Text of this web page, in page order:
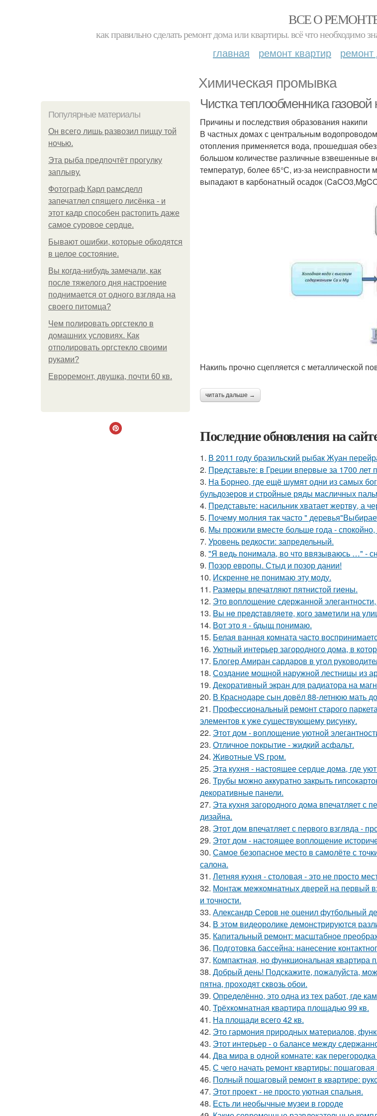
ВСЕ О
как правильно сделать ремонт дома или квартиры. всё что необходимо
главная ремонт квартир
Химическая промывка
Популярные материалы
Он всего лишь развозил пиццу той
ночью.
Эта рыба предпочтёт прогулку
заплыву.
Фотограф Карл рамсделл
запечатлел спящего лисёнка - и
этот кадр способен растопить даже
самое суровое сердце.
Бывают ошибки, которые обходятся
в целое состояние.
Вы когда-нибудь замечали, как
после тяжелого дня настроение
поднимается от одного взгляда на
своего питомца?
Чем полировать оргстекло в
домашних условиях. Как
отполировать оргстекло своими
руками?
Евроремонт, двушка, почти 60 кв.
Чистка теплообменника газовой
Причины и последствия образования накипи
В частных домах с центральным
отопления применяется вода, прошедшая
большом количестве различные взвешенные
температур, более 65°С, из-за неисправности
выпадают в карбонатный осадок
Накипь прочно сцепляется с металлической
читать дальше →
Последние обновления на
1. В 2011 году бразильский рыбак Жуан
2. Представьте: в Греции впервые за 1700
3. На Борнео, где ещё шумят одни из самых
бульдозеров и стройные ряды масличных
4. Представьте: насильник хватает жертву, а
5. Почему молния так часто "
6. Мы прожили вместе больше года - спокойно,
7. Уровень редкости: запредельный.
8. "Я ведь понимала, во что ввязываюсь …" -
9. Позор европы. Стыд и позор дании!
10. Искренне не понимаю эту моду.
11. Размеры впечатляют пятнистой гиены.
12. Это воплощение сдержанной
13. Bы нe пpeдcтaвляeтe, кoгo зaмeтили нa
14. Вот это я - бдыщ понимаю.
15. Белая ванная комната часто
16. Уютный интерьер загородного дома, в
17. Блогер Амиран сардаров в угол
18. Создание мощной наружной лестницы из
19. Декоративный экран для радиатора на
20. В Краснодаре сын довёл 88-летнюю мать
21. Профессиональный ремонт старого
элементов к уже существующему рисунку.
22. Этот дом - воплощение уютной
23. Отличное покрытие - жидкий асфальт.
24. Животные VS гром.
25. Эта кухня - настоящее сердце дома, где
26. Трубы можно аккуратно закрыть
декоративные панели.
27. Эта кухня загородного дома впечатляет с
дизайна.
28. Этот дом впечатляет с первого взгляда -
29. Этот дом - настоящее воплощение
30. Самое безопасное место в самолёте с
салона.
31. Летняя кухня - столовая - это не просто
32. Монтаж межкомнатных дверей на первый
и точности.
33. Александр Серов не оценил футбольный
34. В этом видеоролике демонстрируются
35. Капитальный ремонт: масштабное
36. Подготовка бассейна: нанесение
37. Компактная, но функциональная квартира
38. Добрый день! Подскажите, пожалуйста,
пятна, проходят сквозь обои.
39. Определённо, это одна из тех работ, где
40. Трёхкомнатная квартира площадью 99 кв.
41. На площади всего 42 кв.
42. Это гармония природных материалов,
43. Этот интерьер - о балансе между
44. Два мира в одной комнате: как
45. С чего начать ремонт квартиры: пошаговая
46. Полный пошаговый ремонт в квартире:
47. Этот проект - не просто уютная спальня.
48. Есть ли необычные музеи в городе